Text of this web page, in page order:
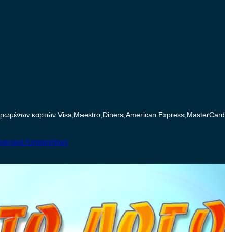
καρτών Visa,Maestro,Diners,American Express,MasterCard.
Αυτοκινήτων